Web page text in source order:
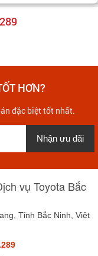
HƠN?
đặc biệt tốt nhất.
Nhận ưu đãi
vụ Toyota Bắc
Tỉnh Bắc Ninh, Việt